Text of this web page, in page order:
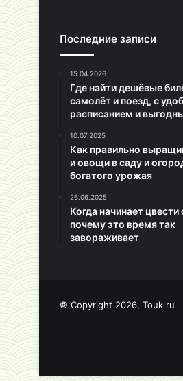
Последние записи
15.04.2026
Где найти дешёвые
самолёт и поезд, с
расписанием и
10.07.2025
Как правильно
и овощи в саду и
богатого урожая
26.06.2025
Когда начинает цвести
почему это время так
завораживает
© Copyright 2026, Touk.ru